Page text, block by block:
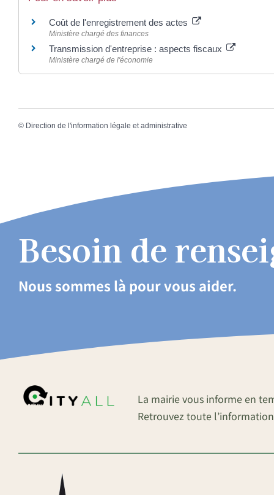
Coût de l'enregistrement des actes
Ministère chargé des finances
Transmission d'entreprise : aspects fiscaux
Ministère chargé de l'économie
© Direction de l'information légale et administrative
Besoin de
Nous sommes là pour vous aider.
La mairie vous informe en
Retrouvez toute